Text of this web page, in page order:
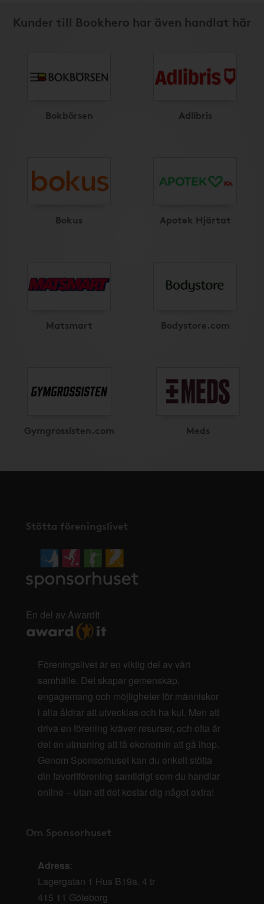
Kunder till Bookhero har även handlat här
Bokbörsen Adlibris
Bokus Apotek Hjärtat
Matsmart Bodystore.com
Gymgrossisten.com Meds
Stötta föreningslivet
En del av AwardIt
Föreningslivet är en viktig del av vårt
samhälle. Det skapar gemenskap,
engagemang och möjligheter för människor
i alla åldrar att utvecklas och ha kul. Men att
driva en förening kräver resurser, och ofta är
det en utmaning att få ekonomin att gå ihop.
Genom Sponsorhuset kan du enkelt stötta
din favoritförening samtidigt som du handlar
online – utan att det kostar dig något extra!
Om Sponsorhuset
Adress:
Lagergatan 1 Hus B19a, 4 tr
415 11 Göteborg